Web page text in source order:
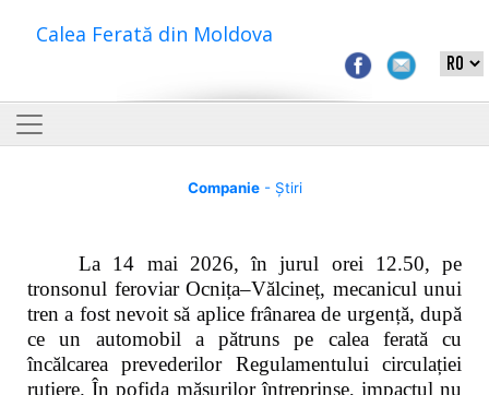
Calea Ferată din Moldova
Companie- Știri
La 14 mai 2026, în jurul orei 12.50, pe
tronsonul feroviar Ocnița–Vălcineț, mecanicul unui
tren a fost nevoit să aplice frânarea de urgență, după
ce un automobil a pătruns pe calea ferată cu
încălcarea prevederilor Regulamentului circulației
rutiere. În pofida măsurilor întreprinse, impactul nu